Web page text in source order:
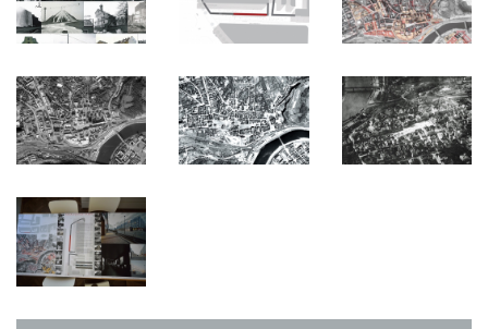
konfrontován.
tmavého interiéru, kde prochází intezivní obrazovou lázní.
Každý už z toho nejspíš někdy někde něco zahlédl, v koncentrovaně
neúprosném sledu dokáže ale tenhle fragmentárně známý celek
„člověkem otřást“ (testováno na nás). Zároveň máme za to, že při
tom vyvstanou zřetelné a přesto běžně skryté/zapomenuté
odpovědi.
Je tokrátký vstup ze světla, které zakrývá, do intenzivní odhalující
temnoty s možností vnitřní proměny.
Dlouhé vnější fasády objektu jsou zrcadlivé. Bez příkras
a „objektivně“ se v nich odráží okolí, děje v něm a zároveň my